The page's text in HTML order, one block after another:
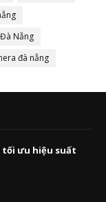
Nẵng
đà nẵng
tối ưu hiệu suất